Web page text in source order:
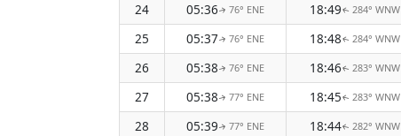
24
05:36↑ 76° ENE 18:49↑ 284° WNW
25
05:37↑ 76° ENE 18:48↑ 284° WNW
26
05:38↑ 76° ENE 18:46↑ 283° WNW
27
05:38↑ 77° ENE 18:45↑ 283° WNW
28
05:39↑ 77° ENE 18:44↑ 282° WNW